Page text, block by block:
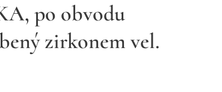
po obvodu
zirkonem vel.